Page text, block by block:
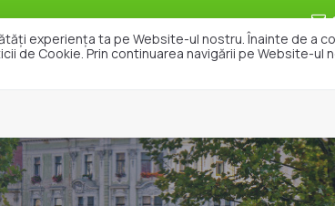
experiența ta pe Website-ul nostru. Înainte de a
de Cookie. Prin continuarea navigării pe Website-ul